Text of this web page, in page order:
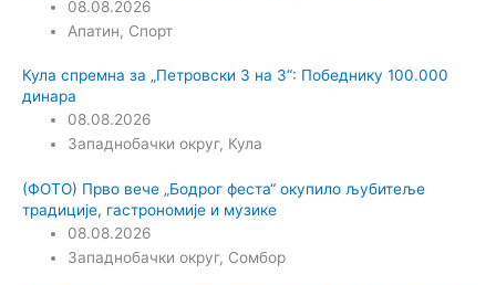
08.08.2026
Апатин, Спорт
Кула спремна за „Петровски 3 на 3“: Победнику 100.000
динара
08.08.2026
Западнобачки округ, Кула
(ФОТО) Прво вече „Бодрог феста“ окупило љубитеље
традиције, гастрономије и музике
08.08.2026
Западнобачки округ, Сомбор